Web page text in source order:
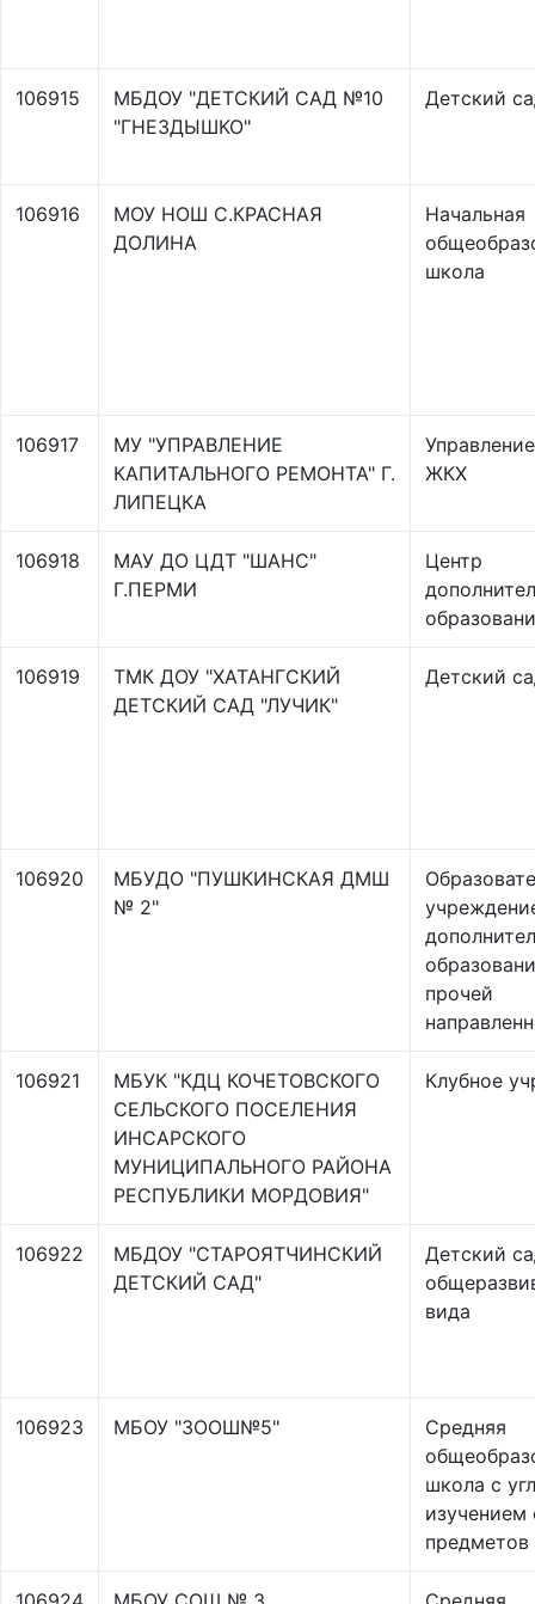
106915
МБДОУ "ДЕТСКИЙ САД №10
"ГНЕЗДЫШКО"
Детский
106916
МОУ НОШ С.КРАСНАЯ
ДОЛИНА
Начальная
школа
106917
МУ "УПРАВЛЕНИЕ
КАПИТАЛЬНОГО РЕМОНТА" Г.
ЛИПЕЦКА
ЖКХ
106918
МАУ ДО ЦДТ "ШАНС"
Г.ПЕРМИ
Центр
106919
ТМК ДОУ "ХАТАНГСКИЙ
ДЕТСКИЙ САД "ЛУЧИК"
Детский
106920
МБУДО "ПУШКИНСКАЯ ДМШ
№ 2"
прочей
106921
МБУК "КДЦ КОЧЕТОВСКОГО
СЕЛЬСКОГО ПОСЕЛЕНИЯ
ИНСАРСКОГО
МУНИЦИПАЛЬНОГО РАЙОНА
РЕСПУБЛИКИ МОРДОВИЯ"
Клубное
106922
МБДОУ "СТАРОЯТЧИНСКИЙ
ДЕТСКИЙ САД"
Детский
вида
106923 МБОУ "ЗООШ№5"
Средняя
школа с
изучением
предметов